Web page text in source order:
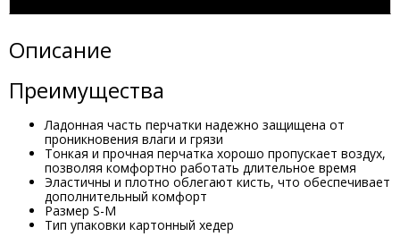
Описание
Преимущества
Ладонная часть перчатки надежно защищена от
проникновения влаги и грязи
Тонкая и прочная перчатка хорошо пропускает воздух,
позволяя комфортно работать длительное время
Эластичны и плотно облегают кисть, что обеспечивает
дополнительный комфорт
Размер S-M
Тип упаковки картонный хедер